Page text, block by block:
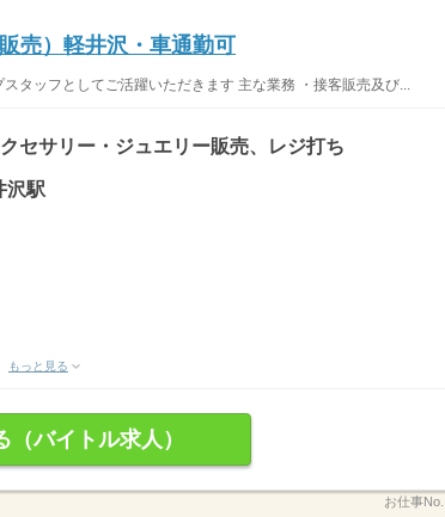
売）軽井沢・車通勤可
タッフとしてご活躍いただきます 主な業務 ・接客販売及び...
セサリー・ジュエリー販売、レジ打ち
沢駅
もっと見る
（バイトル求人）
お仕事No.